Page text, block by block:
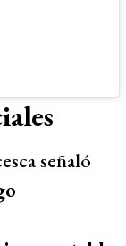
señaló